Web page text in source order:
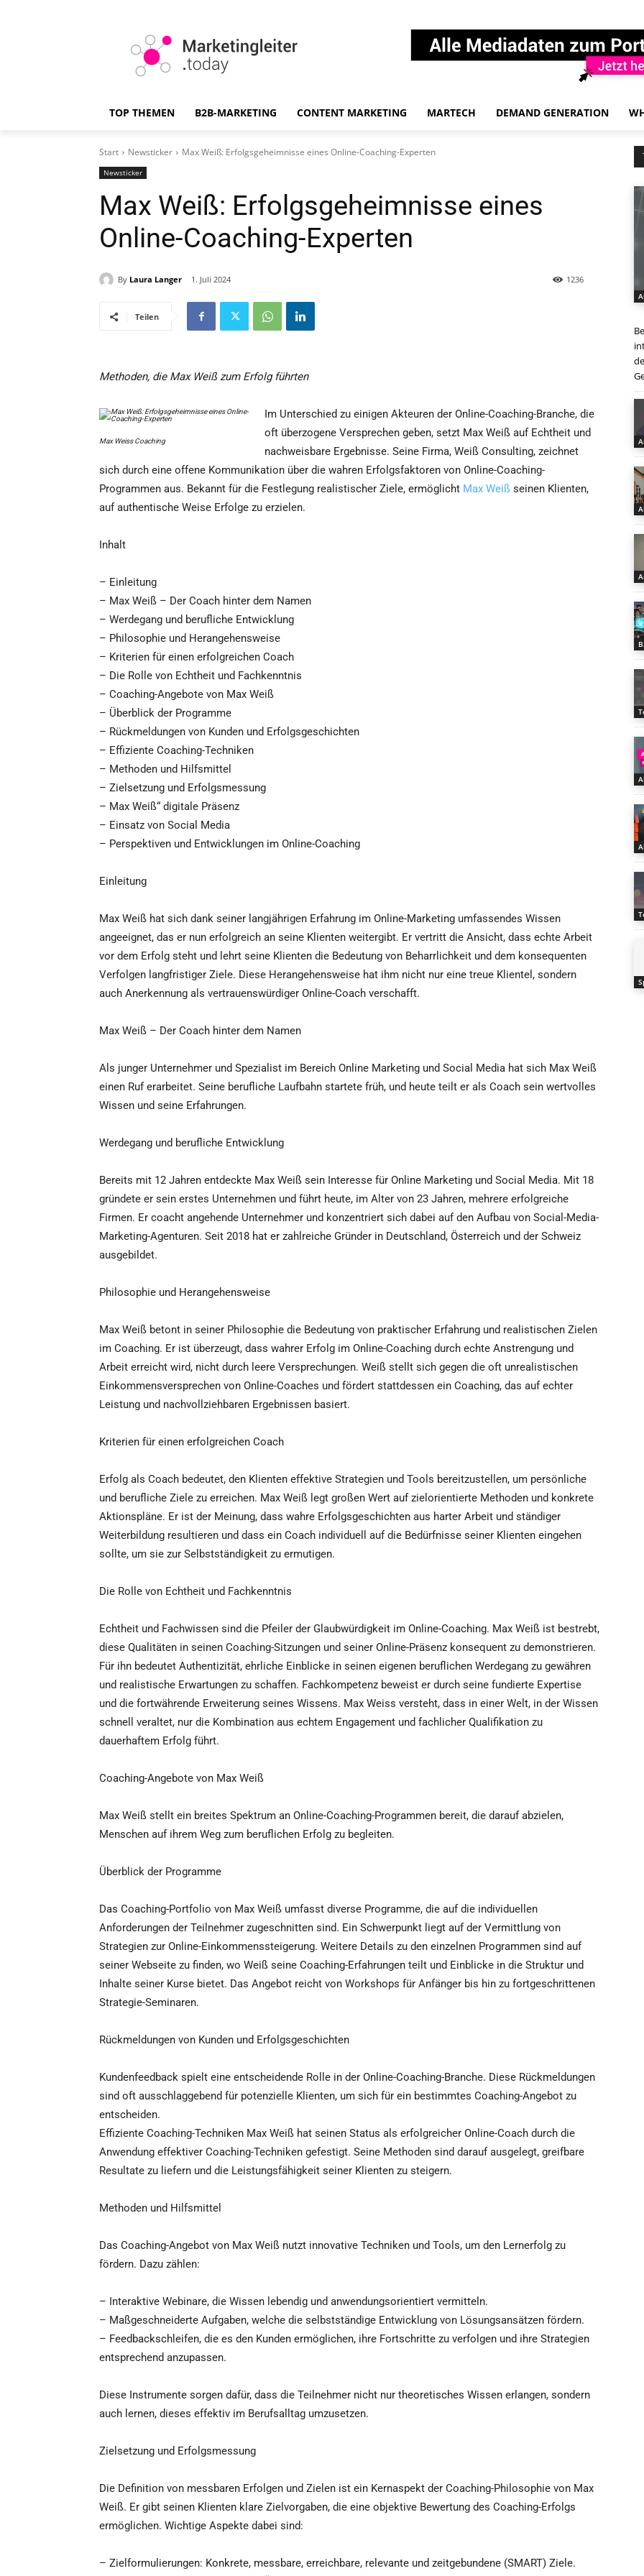
TOP THEMEN B2B-MARKETING CONTENT MARKETING MARTECH DEMAND GENERATION
Start Newsticker Max Weiß: Erfolgsgeheimnisse eines Online-Coaching-Experten
Newsticker
Max Weiß: Erfolgsgeheimnisse eines
Online-Coaching-Experten
By Laura Langer 1. Juli 2024 1236
Teilen
Methoden, die Max Weiß zum Erfolg führten
Max Weiss Coaching
Im Unterschied zu einigen Akteuren der Online-Coaching-Branche, die
oft überzogene Versprechen geben, setzt Max Weiß auf Echtheit und
nachweisbare Ergebnisse. Seine Firma, Weiß Consulting, zeichnet
sich durch eine offene Kommunikation über die wahren Erfolgsfaktoren von Online-Coaching-
Programmen aus. Bekannt für die Festlegung realistischer Ziele, ermöglicht Max Weiß seinen Klienten,
auf authentische Weise Erfolge zu erzielen.
Inhalt
– Einleitung
– Max Weiß – Der Coach hinter dem Namen
– Werdegang und berufliche Entwicklung
– Philosophie und Herangehensweise
– Kriterien für einen erfolgreichen Coach
– Die Rolle von Echtheit und Fachkenntnis
– Coaching-Angebote von Max Weiß
– Überblick der Programme
– Rückmeldungen von Kunden und Erfolgsgeschichten
– Effiziente Coaching-Techniken
– Methoden und Hilfsmittel
– Zielsetzung und Erfolgsmessung
– Max Weiß“ digitale Präsenz
– Einsatz von Social Media
– Perspektiven und Entwicklungen im Online-Coaching
Einleitung
Max Weiß hat sich dank seiner langjährigen Erfahrung im Online-Marketing umfassendes Wissen
angeeignet, das er nun erfolgreich an seine Klienten weitergibt. Er vertritt die Ansicht, dass echte Arbeit
vor dem Erfolg steht und lehrt seine Klienten die Bedeutung von Beharrlichkeit und dem konsequenten
Verfolgen langfristiger Ziele. Diese Herangehensweise hat ihm nicht nur eine treue Klientel, sondern
auch Anerkennung als vertrauenswürdiger Online-Coach verschafft.
Max Weiß – Der Coach hinter dem Namen
Als junger Unternehmer und Spezialist im Bereich Online Marketing und Social Media hat sich Max Weiß
einen Ruf erarbeitet. Seine berufliche Laufbahn startete früh, und heute teilt er als Coach sein wertvolles
Wissen und seine Erfahrungen.
Werdegang und berufliche Entwicklung
Bereits mit 12 Jahren entdeckte Max Weiß sein Interesse für Online Marketing und Social Media. Mit 18
gründete er sein erstes Unternehmen und führt heute, im Alter von 23 Jahren, mehrere erfolgreiche
Firmen. Er coacht angehende Unternehmer und konzentriert sich dabei auf den Aufbau von Social-Media-
Marketing-Agenturen. Seit 2018 hat er zahlreiche Gründer in Deutschland, Österreich und der Schweiz
ausgebildet.
Philosophie und Herangehensweise
Max Weiß betont in seiner Philosophie die Bedeutung von praktischer Erfahrung und realistischen Zielen
im Coaching. Er ist überzeugt, dass wahrer Erfolg im Online-Coaching durch echte Anstrengung und
Arbeit erreicht wird, nicht durch leere Versprechungen. Weiß stellt sich gegen die oft unrealistischen
Einkommensversprechen von Online-Coaches und fördert stattdessen ein Coaching, das auf echter
Leistung und nachvollziehbaren Ergebnissen basiert.
Kriterien für einen erfolgreichen Coach
Erfolg als Coach bedeutet, den Klienten effektive Strategien und Tools bereitzustellen, um persönliche
und berufliche Ziele zu erreichen. Max Weiß legt großen Wert auf zielorientierte Methoden und konkrete
Aktionspläne. Er ist der Meinung, dass wahre Erfolgsgeschichten aus harter Arbeit und ständiger
Weiterbildung resultieren und dass ein Coach individuell auf die Bedürfnisse seiner Klienten eingehen
sollte, um sie zur Selbstständigkeit zu ermutigen.
Die Rolle von Echtheit und Fachkenntnis
Echtheit und Fachwissen sind die Pfeiler der Glaubwürdigkeit im Online-Coaching. Max Weiß ist bestrebt,
diese Qualitäten in seinen Coaching-Sitzungen und seiner Online-Präsenz konsequent zu demonstrieren.
Für ihn bedeutet Authentizität, ehrliche Einblicke in seinen eigenen beruflichen Werdegang zu gewähren
und realistische Erwartungen zu schaffen. Fachkompetenz beweist er durch seine fundierte Expertise
und die fortwährende Erweiterung seines Wissens. Max Weiss versteht, dass in einer Welt, in der Wissen
schnell veraltet, nur die Kombination aus echtem Engagement und fachlicher Qualifikation zu
dauerhaftem Erfolg führt.
Coaching-Angebote von Max Weiß
Max Weiß stellt ein breites Spektrum an Online-Coaching-Programmen bereit, die darauf abzielen,
Menschen auf ihrem Weg zum beruflichen Erfolg zu begleiten.
Überblick der Programme
Das Coaching-Portfolio von Max Weiß umfasst diverse Programme, die auf die individuellen
Anforderungen der Teilnehmer zugeschnitten sind. Ein Schwerpunkt liegt auf der Vermittlung von
Strategien zur Online-Einkommenssteigerung. Weitere Details zu den einzelnen Programmen sind auf
seiner Webseite zu finden, wo Weiß seine Coaching-Erfahrungen teilt und Einblicke in die Struktur und
Inhalte seiner Kurse bietet. Das Angebot reicht von Workshops für Anfänger bis hin zu fortgeschrittenen
Strategie-Seminaren.
Rückmeldungen von Kunden und Erfolgsgeschichten
Kundenfeedback spielt eine entscheidende Rolle in der Online-Coaching-Branche. Diese Rückmeldungen
sind oft ausschlaggebend für potenzielle Klienten, um sich für ein bestimmtes Coaching-Angebot zu
entscheiden.
Effiziente Coaching-Techniken Max Weiß hat seinen Status als erfolgreicher Online-Coach durch die
Anwendung effektiver Coaching-Techniken gefestigt. Seine Methoden sind darauf ausgelegt, greifbare
Resultate zu liefern und die Leistungsfähigkeit seiner Klienten zu steigern.
Methoden und Hilfsmittel
Das Coaching-Angebot von Max Weiß nutzt innovative Techniken und Tools, um den Lernerfolg zu
fördern. Dazu zählen:
– Interaktive Webinare, die Wissen lebendig und anwendungsorientiert vermitteln.
– Maßgeschneiderte Aufgaben, welche die selbstständige Entwicklung von Lösungsansätzen fördern.
– Feedbackschleifen, die es den Kunden ermöglichen, ihre Fortschritte zu verfolgen und ihre Strategien
entsprechend anzupassen.
Diese Instrumente sorgen dafür, dass die Teilnehmer nicht nur theoretisches Wissen erlangen, sondern
auch lernen, dieses effektiv im Berufsalltag umzusetzen.
Zielsetzung und Erfolgsmessung
Die Definition von messbaren Erfolgen und Zielen ist ein Kernaspekt der Coaching-Philosophie von Max
Weiß. Er gibt seinen Klienten klare Zielvorgaben, die eine objektive Bewertung des Coaching-Erfolgs
ermöglichen. Wichtige Aspekte dabei sind:
– Zielformulierungen: Konkrete, messbare, erreichbare, relevante und zeitgebundene (SMART) Ziele.